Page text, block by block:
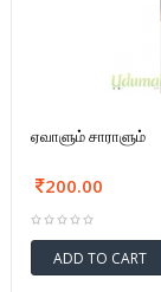
ஏவாளும் சாராளும்
200.00
ADD TO CART